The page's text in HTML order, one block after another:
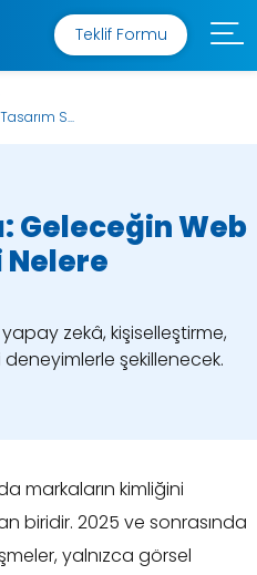
Teklif Formu
S...
Geleceğin Web
Nelere
zekâ, kişiselleştirme,
şekillenecek.
markaların kimliğini
biridir. 2025 ve sonrasında
yalnızca görsel